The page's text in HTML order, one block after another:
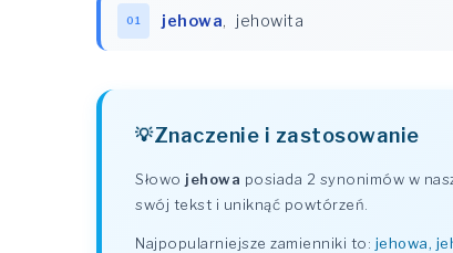
01 jehowa, jehowita
Znaczenie i zastosowanie
Słowo jehowa posiada 2 synonimów w
swój tekst i uniknąć powtórzeń.
Najpopularniejsze zamienniki to: jehowa,